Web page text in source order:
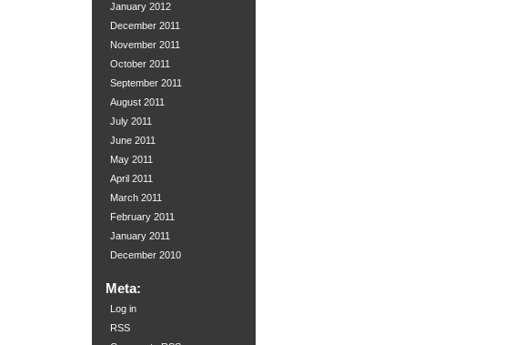
January 2012
December 2011
November 2011
October 2011
September 2011
August 2011
July 2011
June 2011
May 2011
April 2011
March 2011
February 2011
January 2011
December 2010
Meta:
Log in
RSS